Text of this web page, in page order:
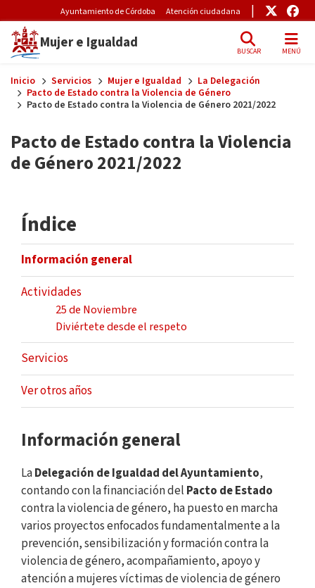
Pre-Header Microsite
Ayuntamiento de Córdoba Atención ciudadana Enlace
Mujer e Igualdad BUSCAR MENÚ
Inicio Servicios Mujer e Igualdad
La Delegación
Pacto de Estado contra la Violencia de Género
Pacto de Estado contra la Violencia de Género 2021/2022
Pacto de Estado contra la Violencia
de Género 2021/2022
Índice
Información general
Actividades
25 de Noviembre
Diviértete desde el respeto
Servicios
Ver otros años
Información general
LaDelegación de Igualdad del Ayuntamiento,
contando con la financiación del Pacto de Estado
contra la violencia de género, ha puesto en marcha
varios proyectos enfocados fundamentalmente a la
prevención, sensibilización y formación contra la
violencia de género, acompañamiento, apoyo y
atención a mujeres víctimas de violencia de género